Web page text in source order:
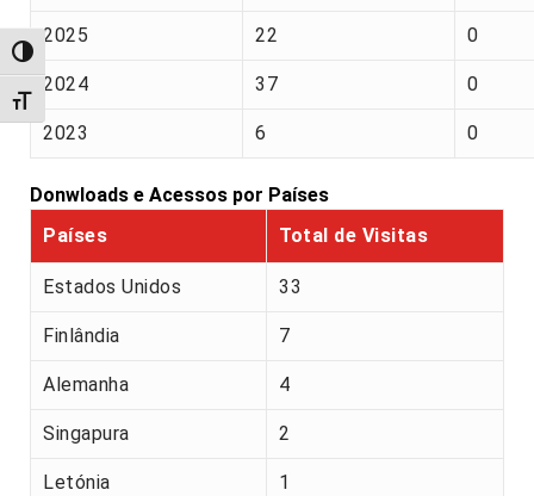
Alternar alto contraste
Alternar tamanho da fonte
2025 22 0
2024 37 0
2023 6 0
Donwloads e Acessos por Países
Países
Total de Visitas
Estados Unidos 33
Finlândia 7
Alemanha 4
Singapura 2
Letónia 1